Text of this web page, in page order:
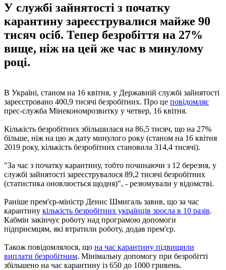
У службі зайнятості з початку
карантину зареєструвалися майже 90
тисяч осіб. Тепер безробіття на 27%
вище, ніж на цей же час в минулому
році.
В Україні, станом на 16 квітня, у Державній службі зайнятості
зареєстровано 400,9 тисячі безробітних. Про це повідомляє
прес-служба Мінекономрозвитку у четвер, 16 квітня.
Кількість безробітних збільшилася на 86,5 тисяч, що на 27%
більше, ніж на цю ж дату минулого року (станом на 16 квітня
2019 року, кількість безробітних становила 314,4 тисячі).
"За час з початку карантину, тобто починаючи з 12 березня, у
службі зайнятості зареєструвалося 89,2 тисячі безробітних
(статистика оновлюється щодня)", - резюмували у відомстві.
Раніше прем'єр-міністр Денис Шмигаль завив, що за час
карантину кількість безробітних українців зросла в 10 разів.
Кабмін закінчує роботу над програмою допомоги
підприємцям, які втратили роботу, додав прем'єр.
Також повідомлялося, що на час карантину підвищили
виплати безробітним. Мінімальну допомогу при безробітті
збільшено на час карантину із 650 до 1000 гривень.